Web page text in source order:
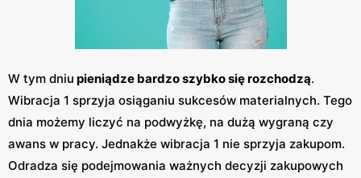
W tym dniu pieniądze bardzo szybko się rozchodzą.
Wibracja 1 sprzyja osiąganiu sukcesów materialnych. Tego
dnia możemy liczyć na podwyżkę, na dużą wygraną czy
awans w pracy. Jednakże wibracja 1 nie sprzyja zakupom.
Odradza się podejmowania ważnych decyzji zakupowych